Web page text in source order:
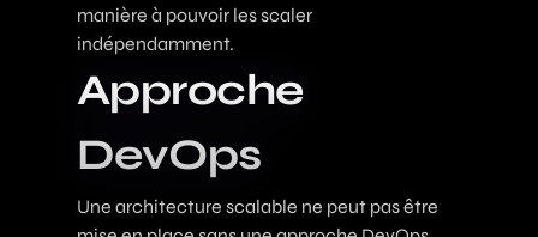
manière à pouvoir les scaler
indépendamment.
Approche
DevOps
Une architecture scalable ne peut pas être